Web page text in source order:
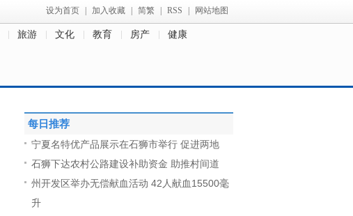
设为首页 加入收藏 简繁 RSS 网站地图
旅游 文化 教育 房产 健康
每日推荐
宁夏名特优产品展示在石狮市举行 促进两地
石狮下达农村公路建设补助资金 助推村间道
州开发区举办无偿献血活动 42人献血15500毫
升